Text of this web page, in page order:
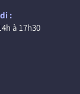
:
à 17h30